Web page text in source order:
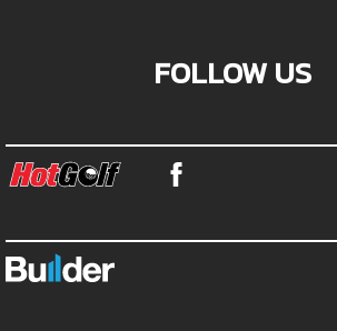
FOLLOW US